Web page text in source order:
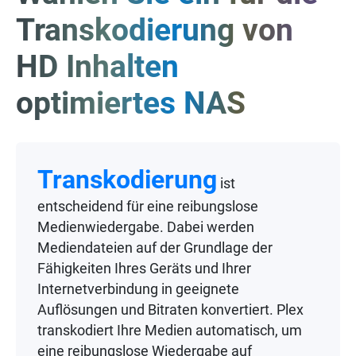
Transkodierung von
HD Inhalten
optimiertes NAS
Transkodierung ist
entscheidend für eine reibungslose
Medienwiedergabe. Dabei werden
Mediendateien auf der Grundlage der
Fähigkeiten Ihres Geräts und Ihrer
Internetverbindung in geeignete
Auflösungen und Bitraten konvertiert. Plex
transkodiert Ihre Medien automatisch, um
eine reibungslose Wiedergabe auf